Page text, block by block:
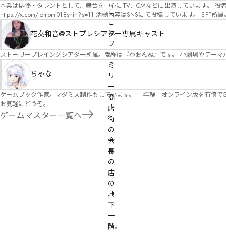
こ
こ
は
フ
ァ
ミ
リ
ー
商
店
街
の
会
長
の
店
の
地
下
一
階。
本業は俳優・タレントとして、舞台を中心にTV、CMなどに出演しています。 役者としての視点から、皆様の物語体験を深めるお手伝いができればと思っています。
https://x.com/tomomi018shin?s=11 活動内容はSNSにて投稿しています。 SPT所属。 ストーリープレイングシアター「星詠みの標」にてGMデビュー。 ボードゲーム×体感型演劇 イマ
ーシブカフェ「コアクト」(不定期開催)出演中。
花奏和音@ストプレシアター専属キャスト
ストーリープレイングシアター所属。愛称は『わおんぬ』です。 小劇場やテー
ちゃな
ゲームブック作家。マダミス制作もしています。 「年輪」オンライン版を有償
お気軽にどうぞ。
ゲームマスター一覧へ